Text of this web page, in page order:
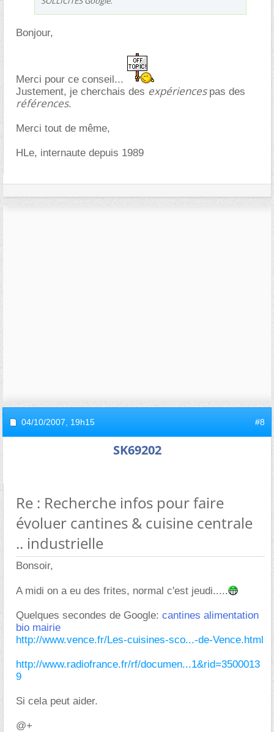
Bonjour,
Merci pour ce conseil...
Justement, je cherchais des expériences pas des
références.
Merci tout de même,
HLe, internaute depuis 1989
04/10/2007, 19h15 #8
SK69202
Re : Recherche infos pour faire
évoluer cantines & cuisine centrale
.. industrielle
Bonsoir,
A midi on a eu des frites, normal c'est jeudi.....
Quelques secondes de Google: cantines alimentation
bio mairie
http://www.vence.fr/Les-cuisines-sco...-de-Vence.html
http://www.radiofrance.fr/rf/documen...1&rid=3500013
9
Si cela peut aider.
@+